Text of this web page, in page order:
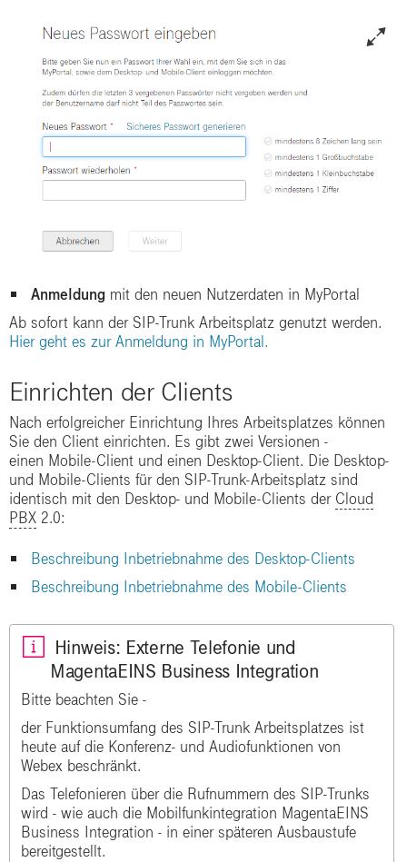
Anmeldung mit den neuen Nutzerdaten in MyPortal
Ab sofort kann der SIP-Trunk Arbeitsplatz genutzt werden.
Hier geht es zur Anmeldung in MyPortal.
Einrichten der Clients
Nach erfolgreicher Einrichtung Ihres Arbeitsplatzes können
Sie den Client einrichten. Es gibt zwei Versionen -
einen Mobile-Client und einen Desktop-Client. Die Desktop-
und Mobile-Clients für den SIP-Trunk-Arbeitsplatz sind
identisch mit den Desktop- und Mobile-Clients der Cloud
PBX 2.0:
Beschreibung Inbetriebnahme des Desktop-Clients
Beschreibung Inbetriebnahme des Mobile-Clients
Hinweis: Externe Telefonie und
MagentaEINS Business Integration
Bitte beachten Sie -
der Funktionsumfang des SIP-Trunk Arbeitsplatzes ist
heute auf die Konferenz- und Audiofunktionen von
Webex beschränkt.
Das Telefonieren über die Rufnummern des SIP-Trunks
wird - wie auch die Mobilfunkintegration MagentaEINS
Business Integration - in einer späteren Ausbaustufe
bereitgestellt.